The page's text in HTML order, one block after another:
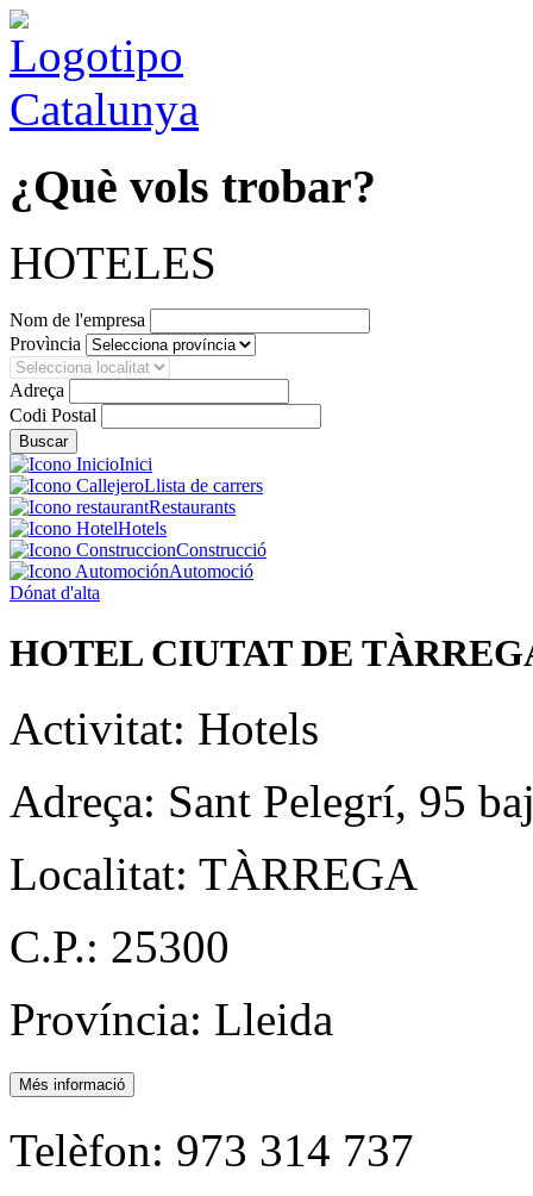
¿Què vols trobar?
HOTELES
Nom de l'empresa
Provìncia
Adreça
Codi Postal
Inici
Llista de carrers
Restaurants
Hotels
Construcció
Automoció
Dónat d'alta
HOTEL CIUTAT DE
Activitat: Hotels
Adreça: Sant Pelegrí, 95
Localitat: TÀRREGA
C.P.: 25300
Província: Lleida
Més informació
Telèfon: 973 314 737